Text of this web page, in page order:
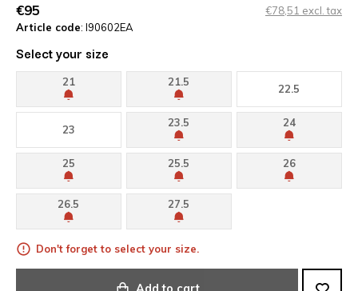
€95
€78,51 excl. tax
Article code: I90602EA
Select your size
21 21.5
22.5
23
23.5 24
25 25.5 26
26.5 27.5
Don't forget to select your size.